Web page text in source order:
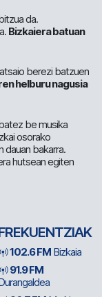
da.
Bizkaiera batuan
berezi batzuen
helburu nagusia
be musika
osorako
dauan bakarra.
hutsean egiten
102.6 FM Bizkaia
91.9 FM